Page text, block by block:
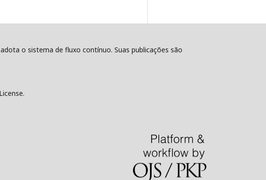
o sistema de fluxo contínuo. Suas publicações são